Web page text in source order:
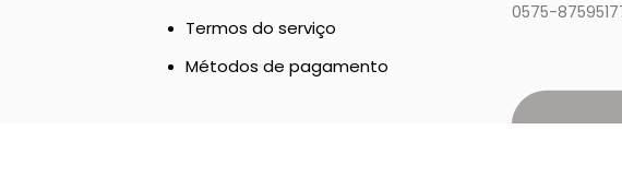
Termos do serviço
Métodos de pagamento
0575-